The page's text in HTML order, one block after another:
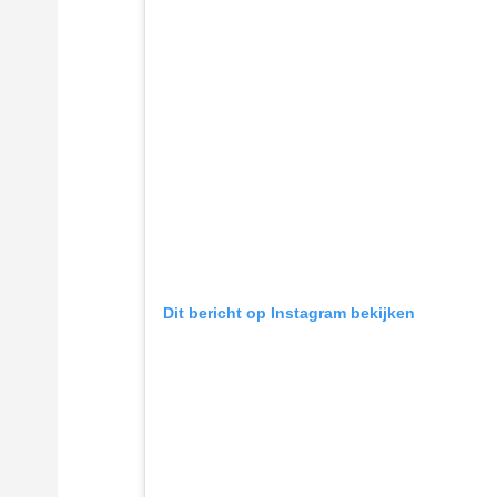
Dit bericht op Instagram bekijken